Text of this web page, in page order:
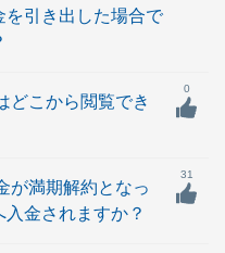
を引き出した場合で
どこから閲覧でき
0
が満期解約となっ
金されますか？
31